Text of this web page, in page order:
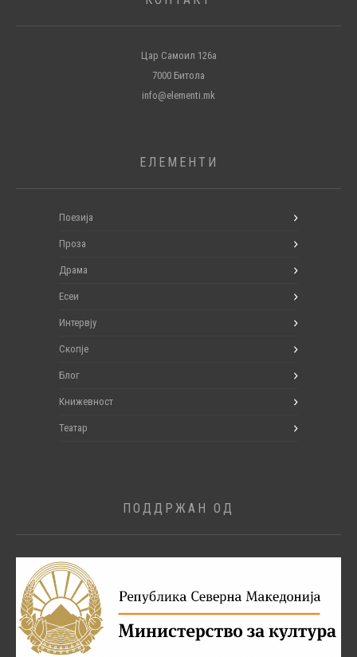
Цар Самоил 126а
7000 Битола
info@elementi.mk
ЕЛЕМЕНТИ
Поезија
Проза
Драма
Есеи
Интервју
Скопје
Блог
Книжевност
Театар
ПОДДРЖАН ОД